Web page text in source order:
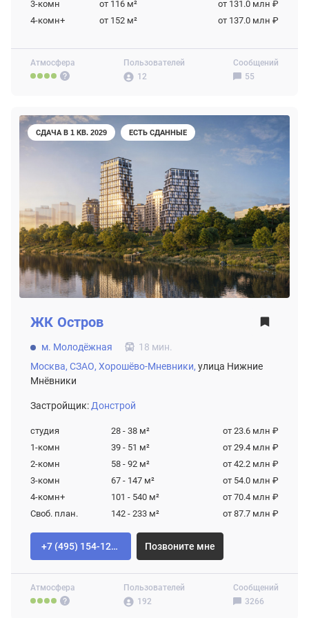
Атмосфера
Пользователей
12
Сообщений
55
3-комн от 116 м²
от 131.0 млн ₽
4-комн+
от 152 м² от 137.0 млн ₽
СДАЧА В 1 КВ. 2029 ЕСТЬ СДАННЫЕ
Атмосфера
Пользователей
192
Сообщений
3266
ЖК Остров
м. Молодёжная
18 мин.
Москва, СЗАО, Хорошёво-Мневники, улица Нижние
Мнёвники
Застройщик:Донстрой
студия 28 - 38 м²
от 23.6 млн ₽
1-комн
39 - 51 м²
от 29.4 млн ₽
2-комн
58 - 92 м²
от 42.2 млн ₽
3-комн
67 - 147 м²
от 54.0 млн ₽
4-комн+
101 - 540 м²
от 70.4 млн ₽
Своб. план.
142 - 233 м² от 87.7 млн ₽
+7 (495) 154-12-80 Позвоните мне